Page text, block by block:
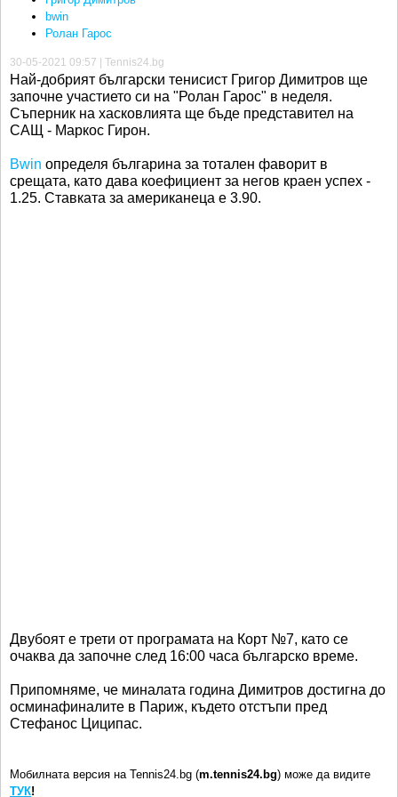
bwin
Ролан Гарос
30-05-2021 09:57 | Tennis24.bg
Най-добрият български тенисист Григор Димитров ще
започне участието си на "Ролан Гарос" в неделя.
Съперник на хасковлията ще бъде представител на
САЩ - Маркос Гирон.
Bwin определя българина за тотален фаворит в
срещата, като дава коефициент за негов краен успех -
1.25. Ставката за американеца е 3.90.
Двубоят е трети от програмата на Корт №7, като се
очаква да започне след 16:00 часа българско време.
Припомняме, че миналата година Димитров достигна до
осминафиналите в Париж, където отстъпи пред
Стефанос Циципас.
Мобилната версия на Tennis24.bg (m.tennis24.bg) може да видите
ТУК!